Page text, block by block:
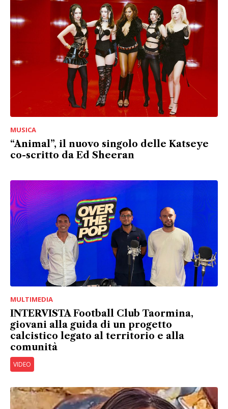
MUSICA
“Animal”, il nuovo singolo delle Katseye
co-scritto da Ed Sheeran
MULTIMEDIA
INTERVISTA Football Club Taormina,
giovani alla guida di un progetto
calcistico legato al territorio e alla
comunità
VIDEO